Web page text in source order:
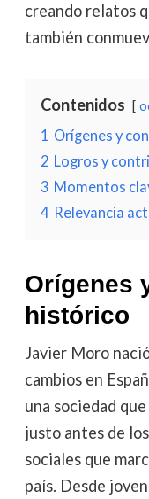
creando relatos
también
Contenidos
1 Orígenes y
2 Logros y
3 Momentos
4 Relevancia
Orígenes
histórico
Javier Moro
cambios en
una sociedad
justo antes de
sociales que
país. Desde